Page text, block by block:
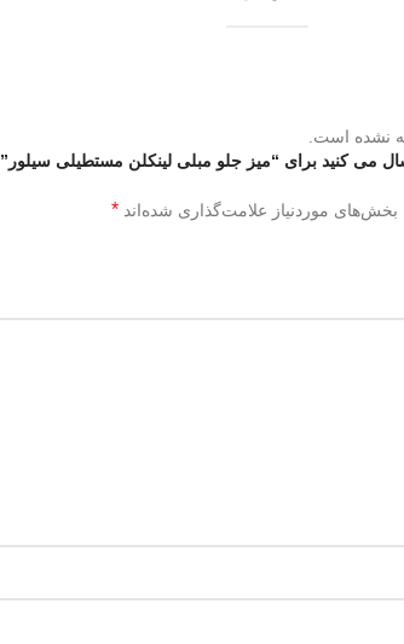
نشده است.
می کنید برای “میز جلو مبلی لینکلن مستطیلی سیلور”
بخش‌های موردنیاز علامت‌گذاری شده‌اند *